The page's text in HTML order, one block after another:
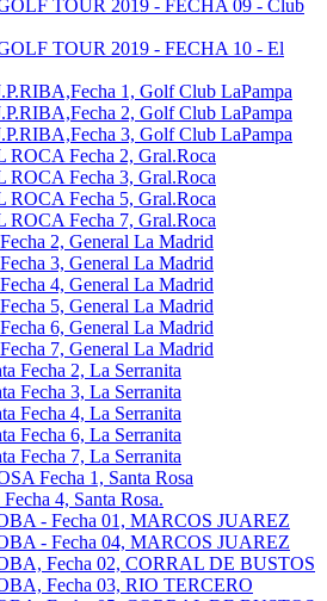
TOUR 2019 - FECHA 09 - Club
TOUR 2019 - FECHA 10 - El
1, Golf Club LaPampa
2, Golf Club LaPampa
3, Golf Club LaPampa
Fecha 2, Gral.Roca
Fecha 3, Gral.Roca
Fecha 5, Gral.Roca
Fecha 7, Gral.Roca
2, General La Madrid
3, General La Madrid
4, General La Madrid
5, General La Madrid
6, General La Madrid
7, General La Madrid
Fecha 2, La Serranita
Fecha 3, La Serranita
Fecha 4, La Serranita
Fecha 6, La Serranita
Fecha 7, La Serranita
Fecha 1, Santa Rosa
4, Santa Rosa.
- Fecha 01, MARCOS JUAREZ
- Fecha 04, MARCOS JUAREZ
Fecha 02, CORRAL DE BUSTOS
Fecha 03, RIO TERCERO